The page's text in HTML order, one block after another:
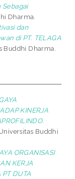
Sebagai
Dharma.
dan
di PT. TELAGA
Buddhi Dharma.
KINERJA
Buddhi
ORGANISASI
KERJA
PT DUTA